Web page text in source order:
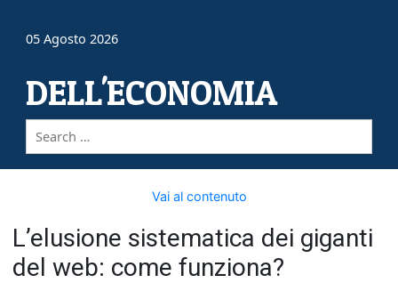
05 Agosto 2026
DELL'ECONOMIA
Vai al contenuto
L’elusione sistematica dei giganti
del web: come funziona?